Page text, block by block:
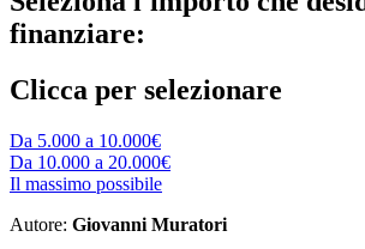
finanziare:
Clicca per selezionare
Da 5.000 a 10.000€
Da 10.000 a 20.000€
Il massimo possibile
Autore: Giovanni Muratori